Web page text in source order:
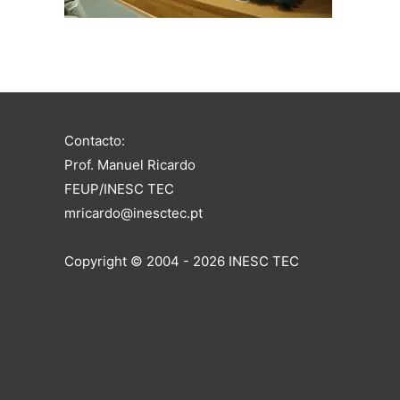
Contacto:
Prof. Manuel Ricardo
FEUP/INESC TEC
mricardo@inesctec.pt
Copyright © 2004 - 2026 INESC TEC